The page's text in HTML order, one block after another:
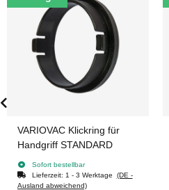
VARIOVAC Klickring für
Handgriff STANDARD
Sofort bestellbar
Lieferzeit: 1 - 3 Werktage (DE -
Ausland abweichend)